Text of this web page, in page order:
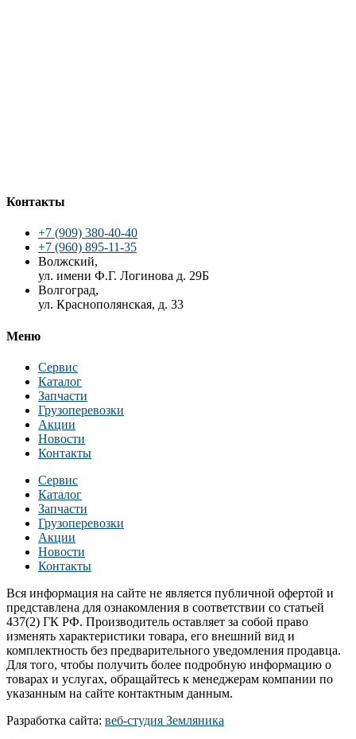
Контакты
+7 (909) 380-40-40
+7 (960) 895-11-35
Волжский,
ул. имени Ф.Г. Логинова д. 29Б
Волгоград,
ул. Краснополянская, д. 33
Меню
Сервис
Каталог
Запчасти
Грузоперевозки
Акции
Новости
Контакты
Сервис
Каталог
Запчасти
Грузоперевозки
Акции
Новости
Контакты
Вся информация на сайте не является публичной офертой и
представлена для ознакомления в соответствии со статьей
437(2) ГК РФ. Производитель оставляет за собой право
изменять характеристики товара, его внешний вид и
комплектность без предварительного уведомления продавца.
Для того, чтобы получить более подробную информацию о
товарах и услугах, обращайтесь к менеджерам компании по
указанным на сайте контактным данным.
Разработка сайта: веб-студия Земляника